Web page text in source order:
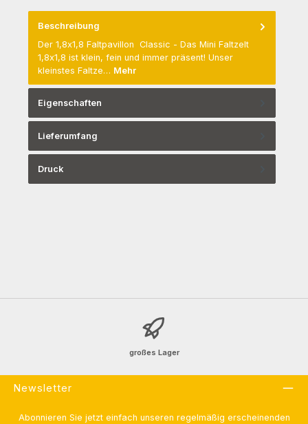
Beschreibung
Der 1,8x1,8 Faltpavillon Classic - Das Mini Faltzelt
1,8x1,8 ist klein, fein und immer präsent! Unser
kleinstes Faltze… Mehr
Eigenschaften
Lieferumfang
Druck
großes Lager
Newsletter
Abonnieren Sie jetzt einfach unseren regelmäßig erscheinenden